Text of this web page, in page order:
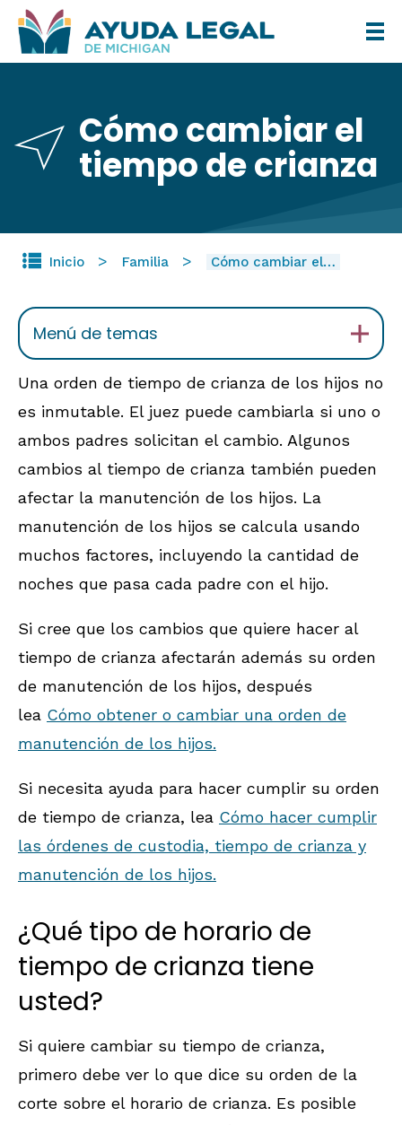
Pasar
al
Cómo cambiar el
tiempo de crianza
Inicio Familia Cómo cambiar el…
Menú de temas
Una orden de tiempo de crianza de los hijos no
es inmutable. El juez puede cambiarla si uno o
ambos padres solicitan el cambio. Algunos
cambios al tiempo de crianza también pueden
afectar la manutención de los hijos. La
manutención de los hijos se calcula usando
muchos factores, incluyendo la cantidad de
noches que pasa cada padre con el hijo.
Si cree que los cambios que quiere hacer al
tiempo de crianza afectarán además su orden
de manutención de los hijos, después
lea Cómo obtener o cambiar una orden de
manutención de los hijos.
Si necesita ayuda para hacer cumplir su orden
de tiempo de crianza, lea Cómo hacer cumplir
las órdenes de custodia, tiempo de crianza y
manutención de los hijos.
¿Qué tipo de horario de
tiempo de crianza tiene
usted?
Si quiere cambiar su tiempo de crianza,
primero debe ver lo que dice su orden de la
corte sobre el horario de crianza. Es posible